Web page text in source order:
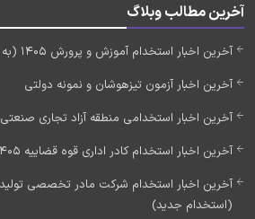
آخرین مطالب وبلاگ
آخرین اخبار استخدام آموزش و پرورش 1405 (به زودی)
آخرین اخبار آزمون تیزهوشان و نمونه دولتی
آخرین اخبار استخدامی منطقه آزاد تجاری صنعتی 1405
آخرین اخبار استخدام کادر اداری قوه قضاییه 1405 (به زودی)
(استخدام جدید)